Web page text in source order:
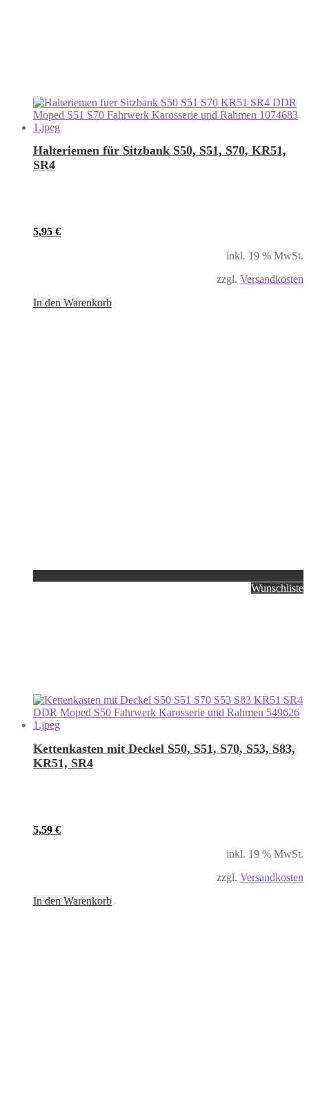
Halteriemen für Sitzbank S50, S51, S70, KR51,
SR4
5,95 €
inkl. 19 % MwSt.
zzgl. Versandkosten
In den Warenkorb
Wunschliste
Kettenkasten mit Deckel S50, S51, S70, S53, S83,
KR51, SR4
5,59 €
inkl. 19 % MwSt.
zzgl. Versandkosten
In den Warenkorb